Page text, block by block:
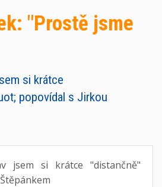
"Prostě jsme
si krátce
popovídal s Jirkou
jsem si krátce "distančně"